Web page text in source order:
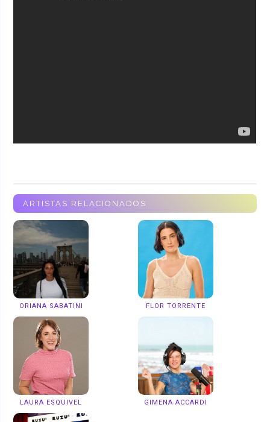
ARTISTAS RELACIONADOS
ORIANA SABATINI FLOR TORRENTE
LAURA ESQUIVEL GIMENA ACCARDI